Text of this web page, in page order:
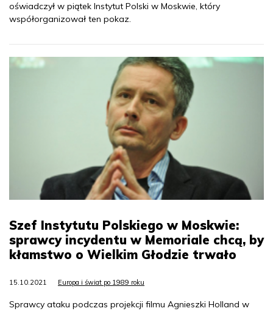
oświadczył w piątek Instytut Polski w Moskwie, który
współorganizował ten pokaz.
Szef Instytutu Polskiego w Moskwie:
sprawcy incydentu w Memoriale chcą, by
kłamstwo o Wielkim Głodzie trwało
15.10.2021 Europa i świat po 1989 roku
Sprawcy ataku podczas projekcji filmu Agnieszki Holland w